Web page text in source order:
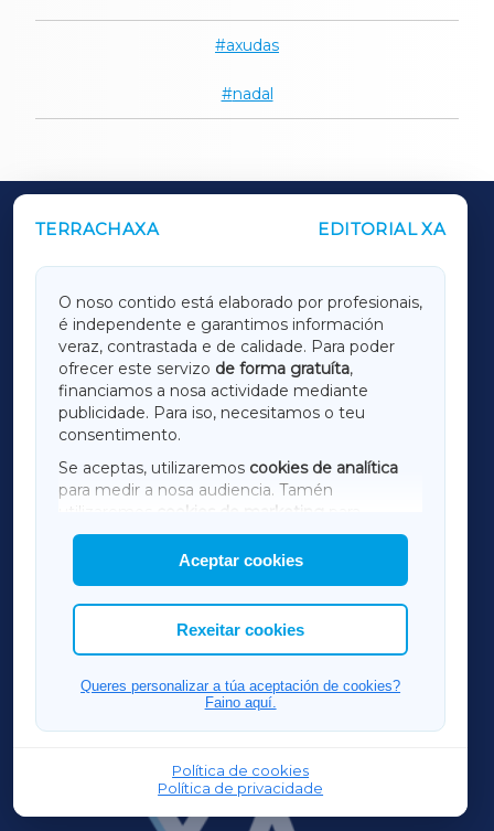
axudas
nadal
TERRACHAXA EDITORIAL XA
O noso contido está elaborado por profesionais,
é independente e garantimos información
veraz, contrastada e de calidade. Para poder
ofrecer este servizo de forma gratuíta,
financiamos a nosa actividade mediante
publicidade. Para iso, necesitamos o teu
consentimento.
Se aceptas, utilizaremos cookies de analítica
para medir a nosa audiencia. Tamén
utilizaremos
cookies de marketing
mostrar publicidade de terceiros.
Así mesmo, podes personalizar a elección das
cookies que desexas permitir.
Aceptar cookies
Rexeitar cookies
Queres personalizar a túa aceptación de cookies?
Faino aquí.
Política de cookies
Política de privacidade
OUTROS PERIÓDICOS
LUGOXA
TERRACHAXA
AMARIÑAXA
RIBEIRASACRAXA
ACORUÑAXA
FERROLXA
OURENSEXA